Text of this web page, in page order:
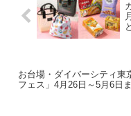
お台場・ダイバーシティ東
フェス」4月26日～5月6日